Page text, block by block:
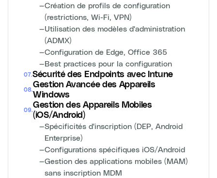
—Création de profils de configuration
(restrictions, Wi-Fi, VPN)
—Utilisation des modèles d'administration
(ADMX)
—Configuration de Edge, Office 365
—Best practices pour la configuration
07.Sécurité des Endpoints avec Intune
08.
Gestion Avancée des Appareils
Windows
09.
Gestion des Appareils Mobiles
(iOS/Android)
—Spécificités d'inscription (DEP, Android
Enterprise)
—Configurations spécifiques iOS/Android
—Gestion des applications mobiles (MAM)
sans inscription MDM